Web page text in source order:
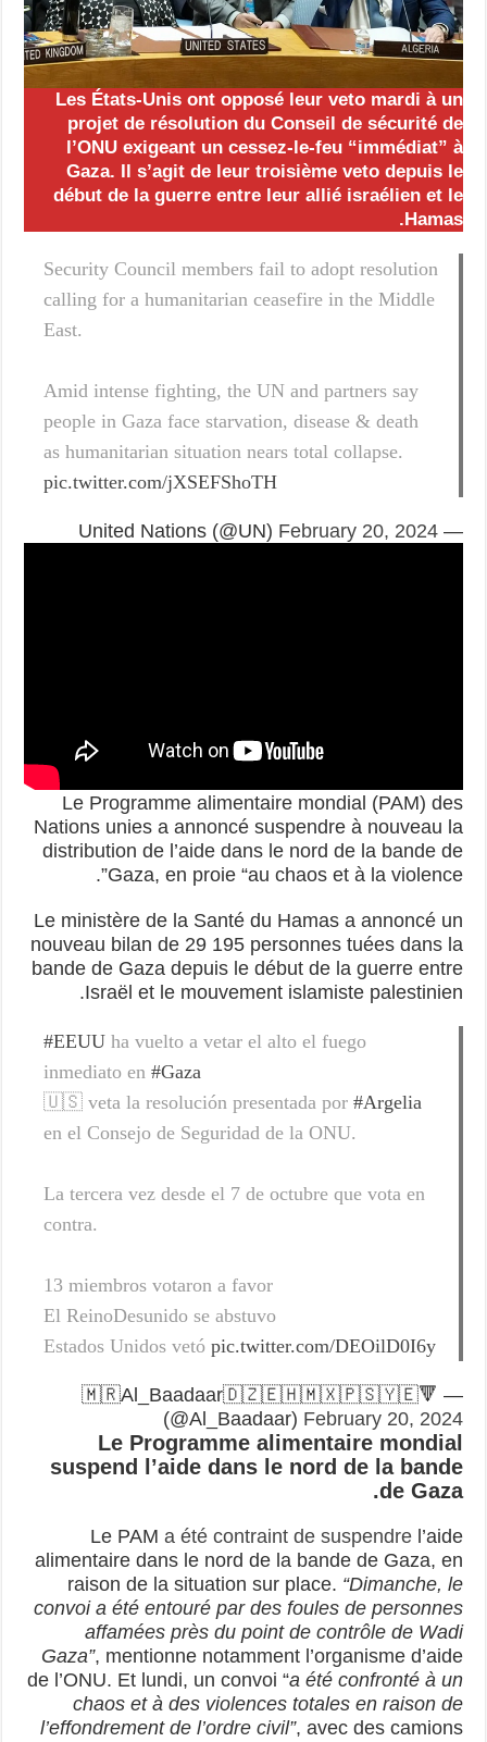
Les États-Unis ont opposé leur veto mardi à un
projet de résolution du Conseil de sécurité de
l’ONU exigeant un cessez-le-feu “immédiat” à
Gaza. Il s’agit de leur troisième veto depuis le
début de la guerre entre leur allié israélien et le
Hamas.
Security Council members fail to adopt resolution
calling for a humanitarian ceasefire in the Middle
East.
Amid intense fighting, the UN and partners say
people in Gaza face starvation, disease & death
as humanitarian situation nears total collapse.
pic.twitter.com/jXSEFShoTH
— United Nations (@UN)
February 20, 2024
Le Programme alimentaire mondial (PAM) des
Nations unies a annoncé suspendre à nouveau la
distribution de l’aide dans le nord de la bande de
Gaza, en proie “au chaos et à la violence”.
Le ministère de la Santé du Hamas a annoncé un
nouveau bilan de 29 195 personnes tuées dans la
bande de Gaza depuis le début de la guerre entre
Israël et le mouvement islamiste palestinien.
#EEUU ha vuelto a vetar el alto el fuego
inmediato en#Gaza
🇺🇸 veta la resolución presentada por#Argelia
en el Consejo de Seguridad de la ONU.
La tercera vez desde el 7 de octubre que vota en
contra.
13 miembros votaron a favor
El ReinoDesunido se abstuvo
Estados Unidos vetópic.twitter.com/DEOilD0I6y
— 🔻🇲🇷Al_Baadaar🇩🇿🇪🇭🇲🇽🇵🇸🇾🇪
(@Al_Baadaar)February 20, 2024
Le Programme alimentaire mondial
suspend l’aide dans le nord de la bande
de Gaza.
Le PAMa été contraint de suspendre l’aide
alimentaire dans le nord de la bande de Gaza, en
raison de la situation sur place.“Dimanche, le
convoi a été entouré par des foules de personnes
affamées près du point de contrôle de Wadi
Gaza”, mentionne notamment l’organisme d’aide
de l’ONU. Et lundi, un convoi “a été confronté à un
chaos et à des violences totales en raison de
l’effondrement de l’ordre civil”, avec des camions